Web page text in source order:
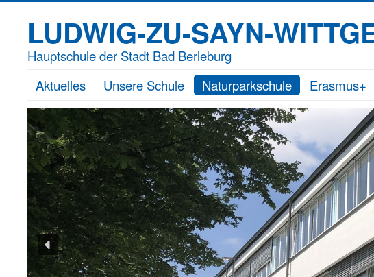
LUDWIG-ZU-SAYN-
Hauptschule der Stadt Bad Berleburg
Aktuelles
Unsere Schule Naturparkschule Erasmus+